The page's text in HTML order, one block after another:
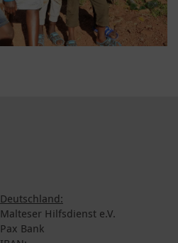
Deutschland:
Malteser Hilfsdienst e.V.
Pax Bank